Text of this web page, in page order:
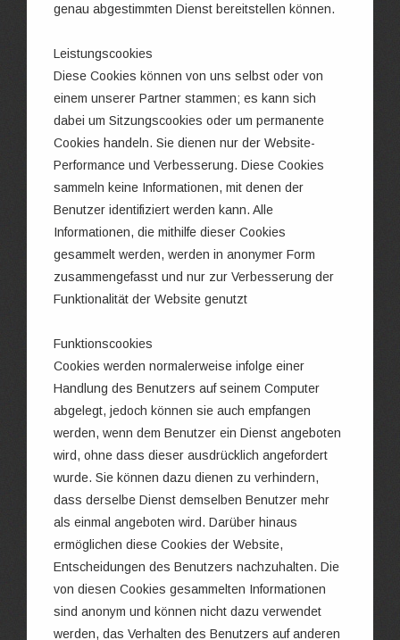
genau abgestimmten Dienst bereitstellen können.
Leistungscookies
Diese Cookies können von uns selbst oder von
einem unserer Partner stammen; es kann sich
dabei um Sitzungscookies oder um permanente
Cookies handeln. Sie dienen nur der Website-
Performance und Verbesserung. Diese Cookies
sammeln keine Informationen, mit denen der
Benutzer identifiziert werden kann. Alle
Informationen, die mithilfe dieser Cookies
gesammelt werden, werden in anonymer Form
zusammengefasst und nur zur Verbesserung der
Funktionalität der Website genutzt
Funktionscookies
Cookies werden normalerweise infolge einer
Handlung des Benutzers auf seinem Computer
abgelegt, jedoch können sie auch empfangen
werden, wenn dem Benutzer ein Dienst angeboten
wird, ohne dass dieser ausdrücklich angefordert
wurde. Sie können dazu dienen zu verhindern,
dass derselbe Dienst demselben Benutzer mehr
als einmal angeboten wird. Darüber hinaus
ermöglichen diese Cookies der Website,
Entscheidungen des Benutzers nachzuhalten. Die
von diesen Cookies gesammelten Informationen
sind anonym und können nicht dazu verwendet
werden, das Verhalten des Benutzers auf anderen